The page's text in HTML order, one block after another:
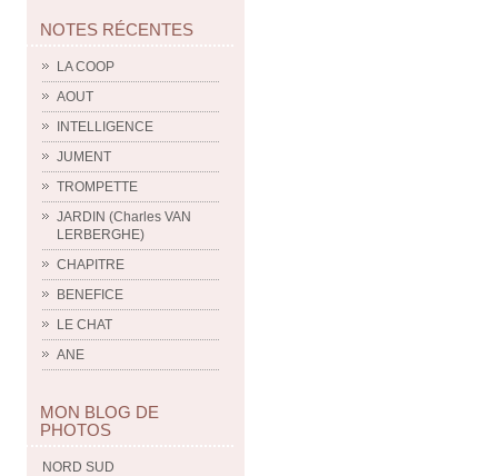
NOTES RÉCENTES
LA COOP
AOUT
INTELLIGENCE
JUMENT
TROMPETTE
JARDIN (Charles VAN
LERBERGHE)
CHAPITRE
BENEFICE
LE CHAT
ANE
MON BLOG DE
PHOTOS
NORD SUD